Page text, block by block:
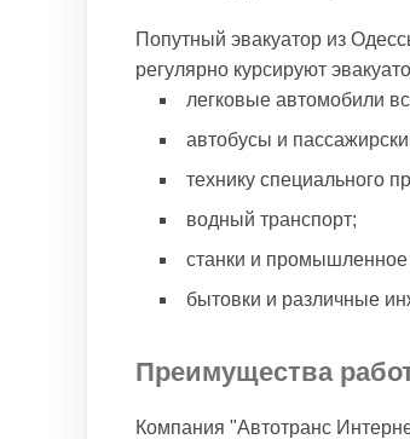
Попутный эвакуатор из
регулярно курсируют
легковые автомобили
автобусы и
технику специального
водный транспорт;
станки и промышленное
бытовки и различные
Преимущества
Компания "Автотранс